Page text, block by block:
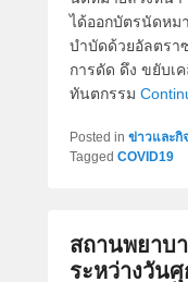
ได้ออกบัตรนัดหม
บำบัดด้วยอัลตรา
การดัด ดึง ขยับเ
ทันตกรรม
Posted in ข่าวและกิ
Tagged COVID19
สถานพยาบ
ระหว่างวัน